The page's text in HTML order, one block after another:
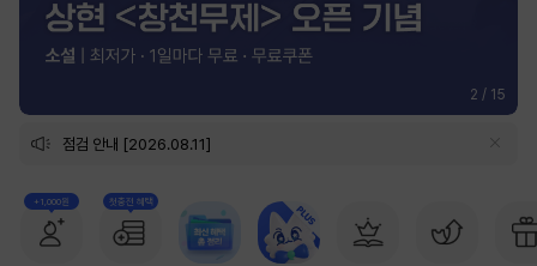
2 / 15
점검 안내 [2026.08.11]
+1,000원 첫충전 혜택